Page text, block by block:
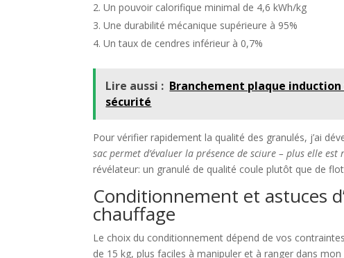
Un pouvoir calorifique minimal de 4,6 kWh/kg
Une durabilité mécanique supérieure à 95%
Un taux de cendres inférieur à 0,7%
Lire aussi : Branchement plaque
sécurité​
Pour vérifier rapidement la qualité des granulés, j’ai
sac permet d’évaluer la présence de sciure – plus elle
révélateur: un granulé de qualité coule plutôt que de
Conditionnement et astuces
chauffage
Le choix du conditionnement dépend de vos
de 15 kg, plus faciles à manipuler et à ranger dans mon